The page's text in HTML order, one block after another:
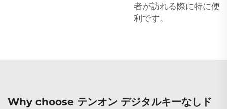
者が訪れる際に特に便
利です。
Why choose テンオン デジタルキーなしド